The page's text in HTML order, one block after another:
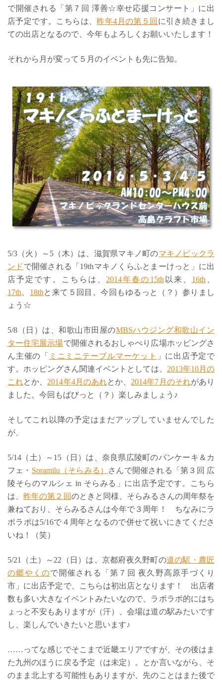
で開催される「第７回 澤善☆幸せ応援コンサート」に出
店予定です。こちらは、 昨年4月の第５回 に引き続きまし
ての出店となるので、今年もよろしくお願いいたします！
それから月が変って５月のイベントも先に告知。
5/3（火）～5（木）は、滋賀県マキノ町のマキノピックラ
ンド で開催される「19thマキノくらふとまーけっと」に出
店予定です。こちらは、 2014年春の15th 以来、 16th
17th
18thと来て５回目。今回もゆるっと（？）参りまし
ょう☆
5/8（日）は、和歌山市田屋のMBSハウジング和歌山イン
ター住宅展示場で開催されるおしゃべり広場ホッピングさ
ん主催の「
ミニミニテーブルマーケット
」に出店予定で
す。ホッピングさん関連イベントとしては、 2013年10月の
これとか、 2014年4月のあれとか、 2014年7月のそれがあり
ました。今回もばびっと（？）楽しみましょう♪
そしてこれ以降の予定はまだアップしていませんでした
が、
5/14（土）～15（日）は、奈良県広陵町のパンケーキ＆カ
フェ・ Soramilu（そらみる）
さんで開催される「第３回 広
陵そらのマルシェ in そらみる」に出店予定です。こちら
は、 昨年の第２回のときと同様、そらみるさんの周年祭を
兼ねており、そらみるさんは今年で３周年！ ちなみにラ
ポラポは5/16で４周年となるので併せて祝いにきてくださ
いね！（笑）
5/21（土）～22（日）は、京都府夜久野町の道の駅・農匠
の郷やくので開催される「第７回 夜久野高原手づくり
市」に出店予定で、こちらは初出店となります！ 出店者
数も多い大きなイベントみたいなので、ラポラポ的にはち
ょっと不安もありますが（汗）、会場は道の駅みたいです
し、楽しんでいきたいと思います♪
……ってな感じでそこまで近畿エリアですが、その後はま
た九州のほうに戻る予定（は未定）。とか言いながら、そ
のまま北上する可能性もありますが、先のことはまた後で